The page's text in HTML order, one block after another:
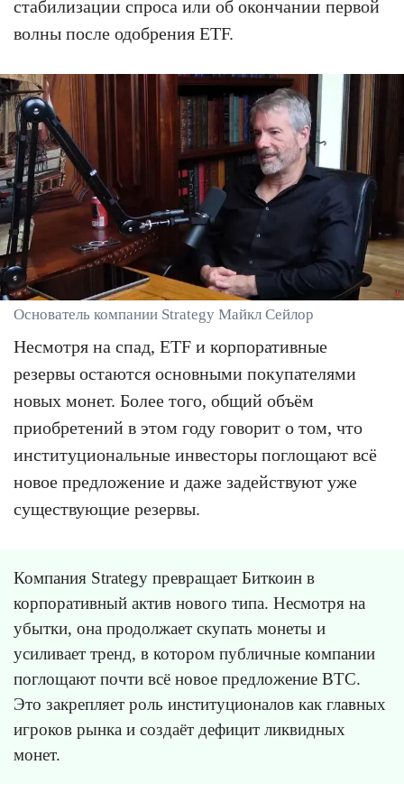
стабилизации спроса или об окончании первой
волны после одобрения ETF.
Основатель компании Strategy Майкл Сейлор
Несмотря на спад, ETF и корпоративные
резервы остаются основными покупателями
новых монет. Более того, общий объём
приобретений в этом году говорит о том, что
институциональные инвесторы поглощают всё
новое предложение и даже задействуют уже
существующие резервы.
Компания Strategy превращает Биткоин в
корпоративный актив нового типа. Несмотря на
убытки, она продолжает скупать монеты и
усиливает тренд, в котором публичные компании
поглощают почти всё новое предложение BTC.
Это закрепляет роль институционалов как главных
игроков рынка и создаёт дефицит ликвидных
монет.